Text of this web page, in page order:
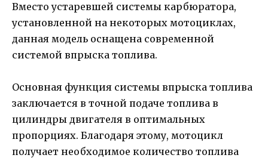
Вместо устаревшей системы карбюратора,
установленной на некоторых мотоциклах,
данная модель оснащена современной
системой впрыска топлива.
Основная функция системы впрыска топлива
заключается в точной подаче топлива в
цилиндры двигателя в оптимальных
пропорциях. Благодаря этому, мотоцикл
получает необходимое количество топлива